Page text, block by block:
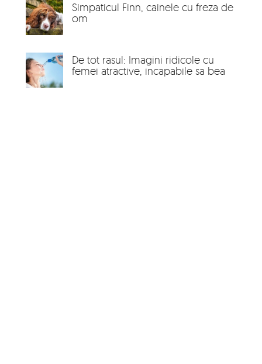
Simpaticul Finn, cainele cu freza de
om
De tot rasul: Imagini ridicole cu
femei atractive, incapabile sa bea